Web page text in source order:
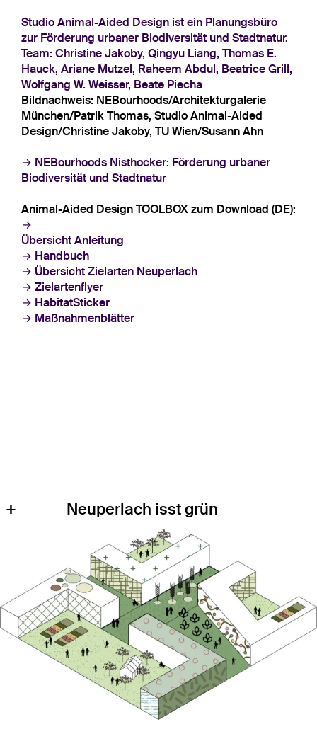
Studio Animal-Aided Design ist ein Planungsbüro
zur Förderung urbaner Biodiversität und Stadtnatur.
Team: Christine Jakoby, Qingyu Liang, Thomas E.
Hauck, Ariane Mutzel, Raheem Abdul, Beatrice Grill,
Wolfgang W. Weisser, Beate Piecha
Bildnachweis: NEBourhoods/Architekturgalerie
München/Patrik Thomas, Studio Animal-Aided
Design/Christine Jakoby, TU Wien/Susann Ahn
NEBourhoods Nisthocker: Förderung urbaner
Biodiversität und Stadtnatur
Animal-Aided Design TOOLBOX zum Download (DE):
Übersicht Anleitung
Handbuch
Übersicht Zielarten Neuperlach
Zielartenflyer
HabitatSticker
Maßnahmenblätter
+ Neuperlach isst grün